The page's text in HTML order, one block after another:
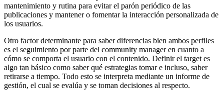
mantenimiento y rutina para evitar el parón periódico de las
publicaciones y mantener o fomentar la interacción personalizada de
los usuarios.
Otro factor determinante para saber diferencias bien ambos perfiles
es el seguimiento por parte del community manager en cuanto a
cómo se comporta el usuario con el contenido. Definir el target es
algo tan básico como saber qué estrategias tomar e incluso, saber
retirarse a tiempo. Todo esto se interpreta mediante un informe de
gestión, el cual se evalúa y se toman decisiones al respecto.